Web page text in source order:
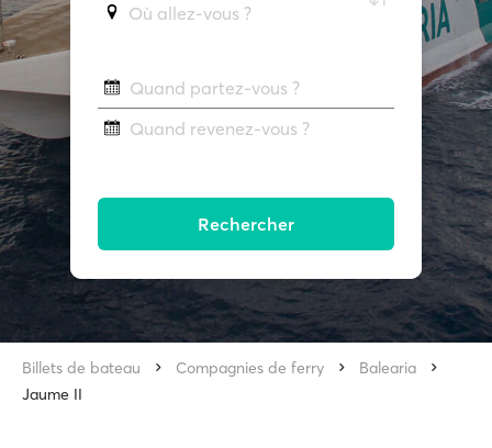
Où allez-vous ?
Quand partez-vous ?
Quand revenez-vous ?
Rechercher
Billets de bateau Compagnies de ferry
Balearia
Jaume II